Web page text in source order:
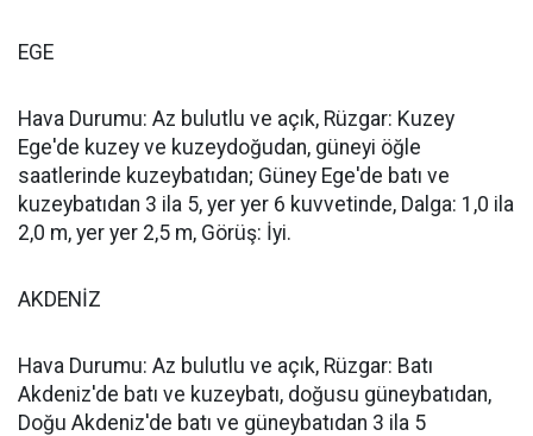
EGE
Hava Durumu: Az bulutlu ve açık, Rüzgar: Kuzey
Ege'de kuzey ve kuzeydoğudan, güneyi öğle
saatlerinde kuzeybatıdan; Güney Ege'de batı ve
kuzeybatıdan 3 ila 5, yer yer 6 kuvvetinde, Dalga: 1,0 ila
2,0 m, yer yer 2,5 m, Görüş: İyi.
AKDENİZ
Hava Durumu: Az bulutlu ve açık, Rüzgar: Batı
Akdeniz'de batı ve kuzeybatı, doğusu güneybatıdan,
Doğu Akdeniz'de batı ve güneybatıdan 3 ila 5